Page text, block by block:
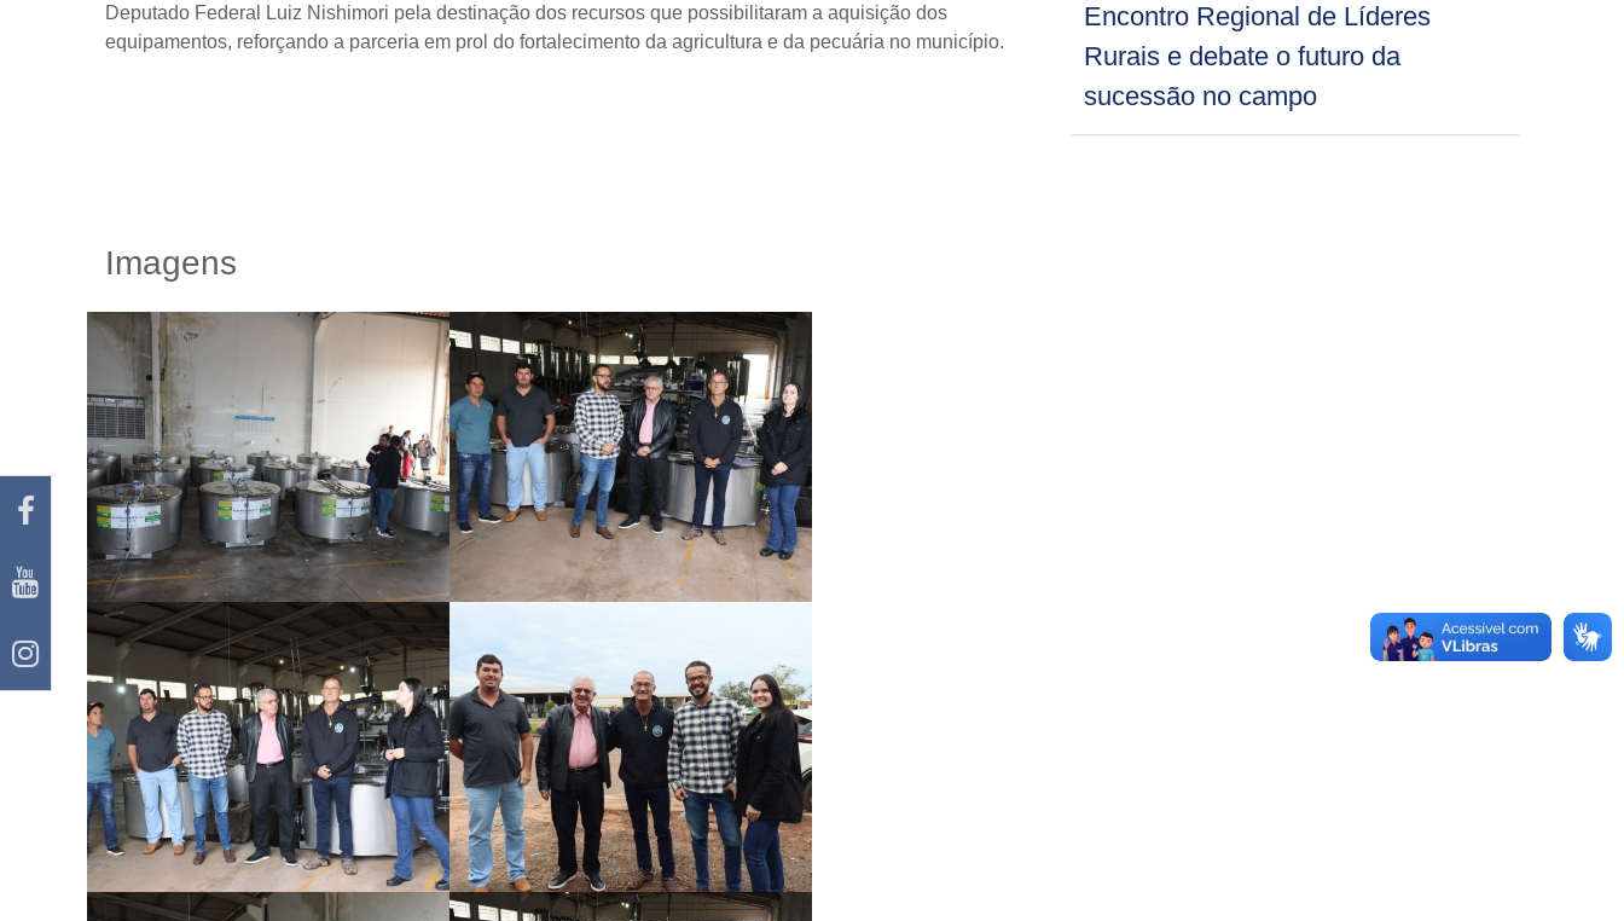
Deputado Federal Luiz Nishimori pela destinação dos recursos que possibilitaram a aquisição dos
equipamentos, reforçando a parceria em prol do fortalecimento da agricultura e da pecuária no município.
Imagens
Encontro Regional de Líderes
Rurais e debate o futuro da
sucessão no campo